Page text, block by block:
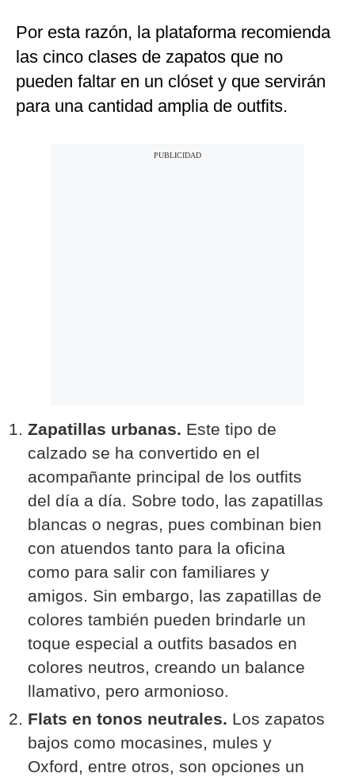
Por esta razón, la plataforma recomienda
las cinco clases de zapatos que no
pueden faltar en un clóset y que servirán
para una cantidad amplia de outfits.
Zapatillas urbanas. Este tipo de
calzado se ha convertido en el
acompañante principal de los outfits
del día a día. Sobre todo, las zapatillas
blancas o negras, pues combinan bien
con atuendos tanto para la oficina
como para salir con familiares y
amigos. Sin embargo, las zapatillas de
colores también pueden brindarle un
toque especial a outfits basados en
colores neutros, creando un balance
llamativo, pero armonioso.
Flats en tonos neutrales. Los zapatos
bajos como mocasines, mules y
Oxford, entre otros, son opciones un